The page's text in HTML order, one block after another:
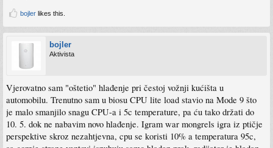
bojler likes this.
bojler
Aktivista
Vjerovatno sam "oštetio" hlađenje pri čestoj vožnji kućišta u
automobilu. Trenutno sam u biosu CPU lite load stavio na Mode 9 što
je malo smanjilo snagu CPU-a i 5c temperature, pa ću tako držati do
10. 5. dok ne nabavim novo hlađenje. Igram war mongrels igra iz ptičje
perspektive skroz nezahtjevna, cpu se koristi 10% a temperatura 95c,